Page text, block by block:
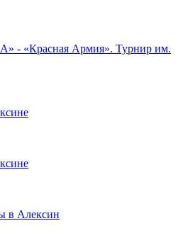
- «Красная Армия». Турнир им.
в Алексин